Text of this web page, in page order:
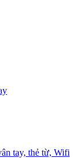
tay, thẻ từ, Wifi